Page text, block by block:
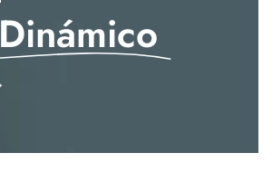
Dinámico